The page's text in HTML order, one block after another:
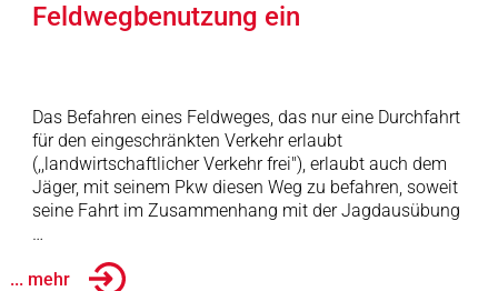
Feldwegbenutzung ein
Das Befahren eines Feldweges, das nur eine Durchfahrt
für den eingeschränkten Verkehr erlaubt
(,,landwirtschaftlicher Verkehr frei"), erlaubt auch dem
Jäger, mit seinem Pkw diesen Weg zu befahren, soweit
seine Fahrt im Zusammenhang mit der Jagdausübung
…
... mehr